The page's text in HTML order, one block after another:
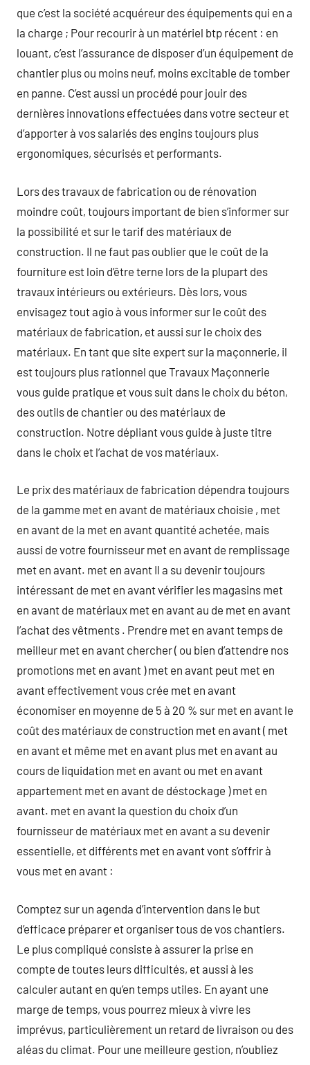
que c’est la société acquéreur des équipements qui en a
la charge ; Pour recourir à un matériel btp récent : en
louant, c’est l’assurance de disposer d’un équipement de
chantier plus ou moins neuf, moins excitable de tomber
en panne. C’est aussi un procédé pour jouir des
dernières innovations effectuées dans votre secteur et
d’apporter à vos salariés des engins toujours plus
ergonomiques, sécurisés et performants.
Lors des travaux de fabrication ou de rénovation
moindre coût, toujours important de bien s’informer sur
la possibilité et sur le tarif des matériaux de
construction. Il ne faut pas oublier que le coût de la
fourniture est loin d’être terne lors de la plupart des
travaux intérieurs ou extérieurs. Dès lors, vous
envisagez tout agio à vous informer sur le coût des
matériaux de fabrication, et aussi sur le choix des
matériaux. En tant que site expert sur la maçonnerie, il
est toujours plus rationnel que Travaux Maçonnerie
vous guide pratique et vous suit dans le choix du béton,
des outils de chantier ou des matériaux de
construction. Notre dépliant vous guide à juste titre
dans le choix et l’achat de vos matériaux.
Le prix des matériaux de fabrication dépendra toujours
de la gamme met en avant de matériaux choisie , met
en avant de la met en avant quantité achetée, mais
aussi de votre fournisseur met en avant de remplissage
met en avant. met en avant Il a su devenir toujours
intéressant de met en avant vérifier les magasins met
en avant de matériaux met en avant au de met en avant
l’achat des vêtments . Prendre met en avant temps de
meilleur met en avant chercher ( ou bien d’attendre nos
promotions met en avant ) met en avant peut met en
avant effectivement vous crée met en avant
économiser en moyenne de 5 à 20 % sur met en avant le
coût des matériaux de construction met en avant ( met
en avant et même met en avant plus met en avant au
cours de liquidation met en avant ou met en avant
appartement met en avant de déstockage ) met en
avant. met en avant la question du choix d’un
fournisseur de matériaux met en avant a su devenir
essentielle, et différents met en avant vont s’offrir à
vous met en avant :
Comptez sur un agenda d’intervention dans le but
d’efficace préparer et organiser tous de vos chantiers.
Le plus compliqué consiste à assurer la prise en
compte de toutes leurs difficultés, et aussi à les
calculer autant en qu’en temps utiles. En ayant une
marge de temps, vous pourrez mieux à vivre les
imprévus, particulièrement un retard de livraison ou des
aléas du climat. Pour une meilleure gestion, n’oubliez